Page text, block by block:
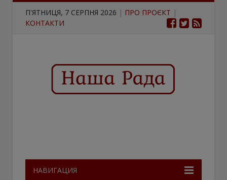
П'ЯТНИЦЯ, 7 СЕРПНЯ 2026 | ПРО ПРОЄКТ |
КОНТАКТИ
НАВИГАЦИЯ